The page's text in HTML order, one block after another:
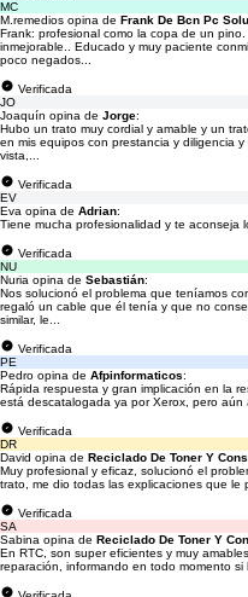
MC
M.remedios opina de Frank De Bcn Pc
Frank: profesional como la copa de un
inmejorable.. Educado y muy paciente
poco negados...
Verificada
JO
Joaquín opina de Jorge:
Hubo un trato muy cordial y amable y un
en mis equipos con prestancia y diligencia
vista,...
Verificada
EV
Eva opina de Adrian:
Tiene mucha profesionalidad y te aconseja
Verificada
NU
Nuria opina de Sebastián:
Nos solucionó el problema que teníamos
regaló un cable que él tenía y que no
similar, le...
Verificada
PE
Pedro opina de Afpinformaticos:
Rápida respuesta y gran implicación en la
está descatalogada ya por Xerox, pero
Verificada
DR
David opina de Reciclado De Toner Y
Muy profesional y eficaz, solucionó el
trato, me dio todas las explicaciones que le
Verificada
SA
Sabina opina de Reciclado De Toner Y
En RTC, son super eficientes y muy
reparación, informando en todo momento